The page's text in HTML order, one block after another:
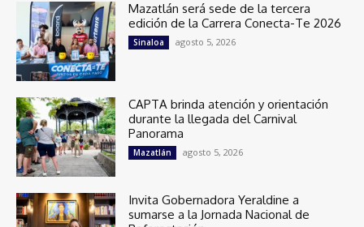
Mazatlán será sede de la tercera
edición de la Carrera Conecta-Te 2026
Sinaloa agosto 5, 2026
CAPTA brinda atención y orientación
durante la llegada del Carnival
Panorama
Mazatlán agosto 5, 2026
Invita Gobernadora Yeraldine a
sumarse a la Jornada Nacional de